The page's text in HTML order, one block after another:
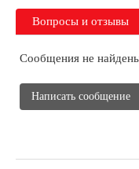
Вопросы и отзывы
Сообщения не
Написать сообщение